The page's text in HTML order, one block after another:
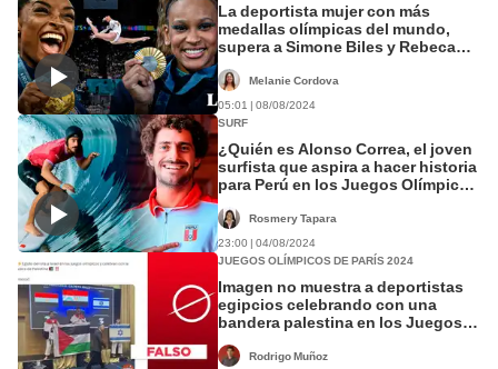
La deportista mujer con más
medallas olímpicas del mundo,
supera a Simone Biles y Rebeca
Melanie Cordova
05:01 | 08/08/2024
SURF
¿Quién es Alonso Correa, el joven
surfista que aspira a hacer historia
para Perú en los Juegos Olímpicos
Rosmery Tapara
23:00 | 04/08/2024
JUEGOS OLÍMPICOS DE PARÍS 2024
Imagen no muestra a deportistas
egipcios celebrando con una
bandera palestina en los Juegos
Rodrigo Muñoz